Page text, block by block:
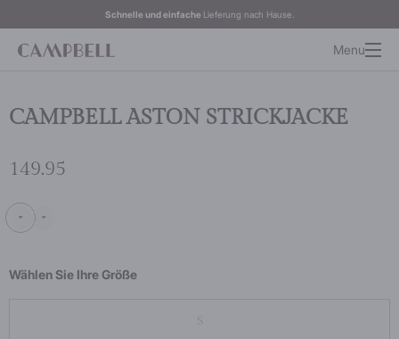
Schnelle und einfache Lieferung nach Hause.
Menu
CAMPBELL ASTON STRICKJACKE
149.95
Wählen Sie Ihre Größe
S